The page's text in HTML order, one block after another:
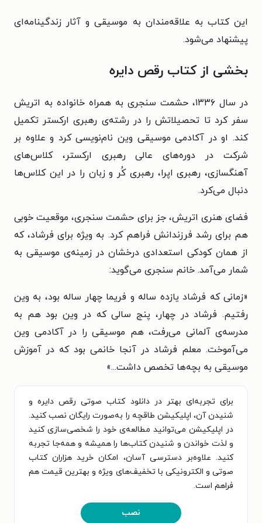
این کتاب به علاقه‌مندان به موسیقی و آثار زندگینامه‌ای
پیشنهاد می‌شود.
بخشی از کتاب رقص دایره
در سال ۱۳۳۶، حشمت سنجری به همراه خانواده به اتریش
سفر کرد تا تحصیلاتش را در رشته‌ی رهبری ارکستر تکمیل
کند. او در آکادمی موسیقی وین نام‌نویسی کرد و علاوه بر
شرکت در دوره‌های عالی رهبری ارکستر، کلاس‌های
آهنگسازی، رهبری اپرا، رهبری کُر و زبان را در این کلاس‌ها
دنبال می‌کرد.
فضای هنری اتریش، جز برای حشمت سنجری، موقعیت خوبی
هم برای رشد فرزندانش فراهم کرد. به ویژه برای فرشاد، که
از همان کودکی استعدادی درخشان در زمینه‌ی موسیقی به
شمار می‌آمد. خانم سنجری می‌گوید:
«زمانی که فرشاد یازده ساله و فریما چهار ساله بود، به وین
رفتیم. فرشاد در چهار، پنج سالی که در وین بود هم به
مدرسه‌ی آلمانی می‌رفت، هم موسیقی را در آکادمی وین
می‌آموخت. معلم فرشاد در آنجا خانمی بود که در آموزش
موسیقی به بچه‌ها تخصص داشت...»
برای تجربه‌ای بهتر در دانلود کتاب صوتی رقص دایره و
شنیدن آن، اپلیکیشن طاقچه را به‌صورت رایگان نصب کنید.
در اپلیکیشن می‌توانید مطالعه‌ی خود را شخصی‌سازی کنید
و لذت خواندن و شنیدن کتاب‌ها را همیشه و همه‌جا تجربه
کنید. علاوه‌بر دسترسی آسان، امکان خرید هزاران کتاب
صوتی و الکترونیکی با تخفیف‌های ویژه و بهترین قیمت هم
فراهم است.
نصب